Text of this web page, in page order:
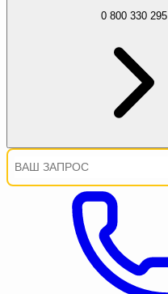
0 800 330 295